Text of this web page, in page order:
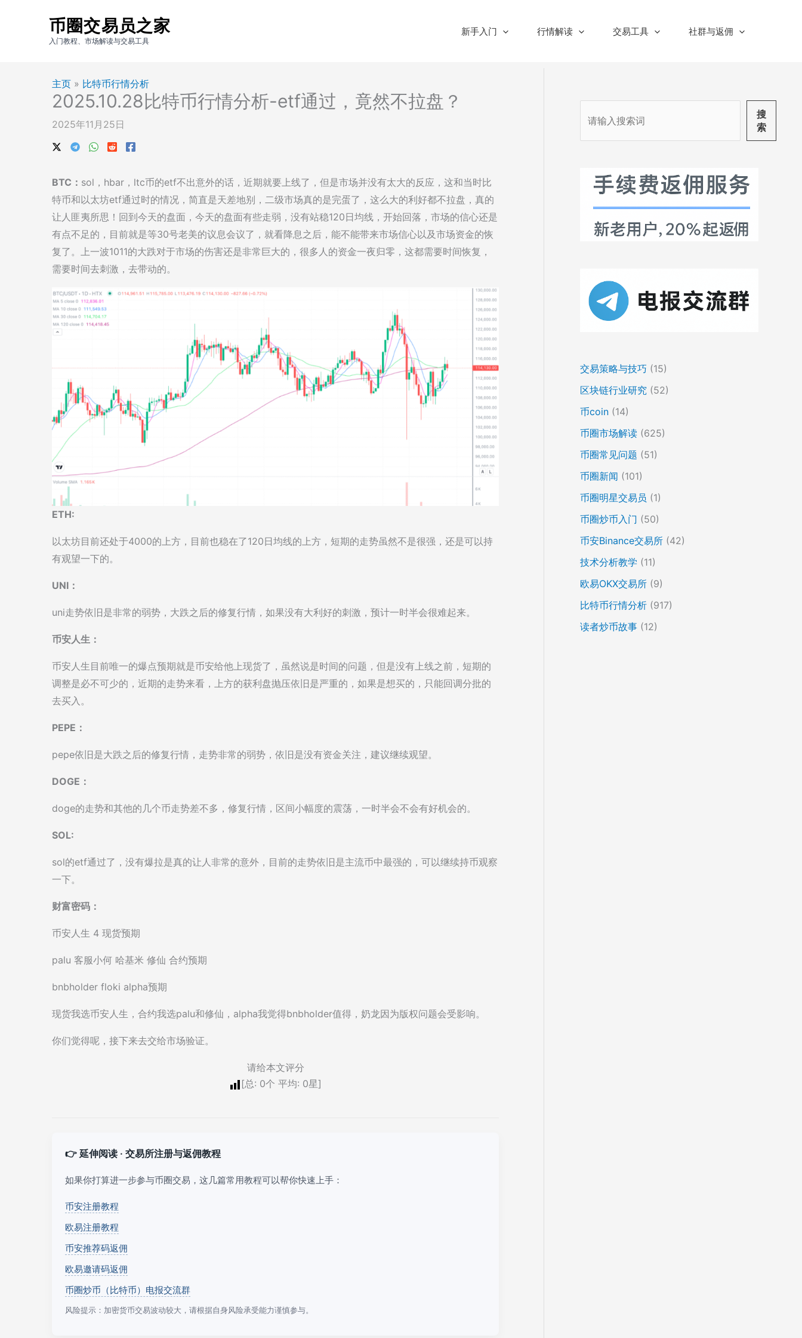
币圈交易员之家
入门教程、市场解读与交易工具
新手入门 行情解读 交易工具 社群与返佣
主页 » 比特币行情分析
2025.10.28比特币行情分析-etf通过，竟然不拉盘？
2025年11月25日
BTC： sol，hbar，ltc币的etf不出意外的话，近期就要上线了，但是市场并没有太大的反应，这和当时比
特币和以太坊etf通过时的情况，简直是天差地别，二级市场真的是完蛋了，这么大的利好都不拉盘，真的
让人匪夷所思！回到今天的盘面，今天的盘面有些走弱，没有站稳120日均线，开始回落，市场的信心还是
有点不足的，目前就是等30号老美的议息会议了，就看降息之后，能不能带来市场信心以及市场资金的恢
复了。上一波1011的大跌对于市场的伤害还是非常巨大的，很多人的资金一夜归零，这都需要时间恢复，
需要时间去刺激，去带动的。
ETH:
以太坊目前还处于4000的上方，目前也稳在了120日均线的上方，短期的走势虽然不是很强，还是可以持
有观望一下的。
UNI：
uni走势依旧是非常的弱势，大跌之后的修复行情，如果没有大利好的刺激，预计一时半会很难起来。
币安人生：
币安人生目前唯一的爆点预期就是币安给他上现货了，虽然说是时间的问题，但是没有上线之前，短期的
调整是必不可少的，近期的走势来看，上方的获利盘抛压依旧是严重的，如果是想买的，只能回调分批的
去买入。
PEPE：
pepe依旧是大跌之后的修复行情，走势非常的弱势，依旧是没有资金关注，建议继续观望。
DOGE：
doge的走势和其他的几个币走势差不多，修复行情，区间小幅度的震荡，一时半会不会有好机会的。
SOL:
sol的etf通过了，没有爆拉是真的让人非常的意外，目前的走势依旧是主流币中最强的，可以继续持币观察
一下。
财富密码：
币安人生 4 现货预期
palu 客服小何 哈基米 修仙 合约预期
bnbholder floki alpha预期
现货我选币安人生，合约我选palu和修仙，alpha我觉得bnbholder值得，奶龙因为版权问题会受影响。
你们觉得呢，接下来去交给市场验证。
请给本文评分
[总: 0个 平均: 0星]
👉 延伸阅读 · 交易所注册与返佣教程
如果你打算进一步参与币圈交易，这几篇常用教程可以帮你快速上手：
币安注册教程
欧易注册教程
币安推荐码返佣
欧易邀请码返佣
币圈炒币（比特币）电报交流群
风险提示：加密货币交易波动较大，请根据自身风险承受能力谨慎参与。
搜
索
交易策略与技巧 (15)
区块链行业研究 (52)
币coin (14)
币圈市场解读 (625)
币圈常见问题 (51)
币圈新闻 (101)
币圈明星交易员 (1)
币圈炒币入门 (50)
币安Binance交易所 (42)
技术分析教学 (11)
欧易OKX交易所 (9)
比特币行情分析 (917)
读者炒币故事 (12)